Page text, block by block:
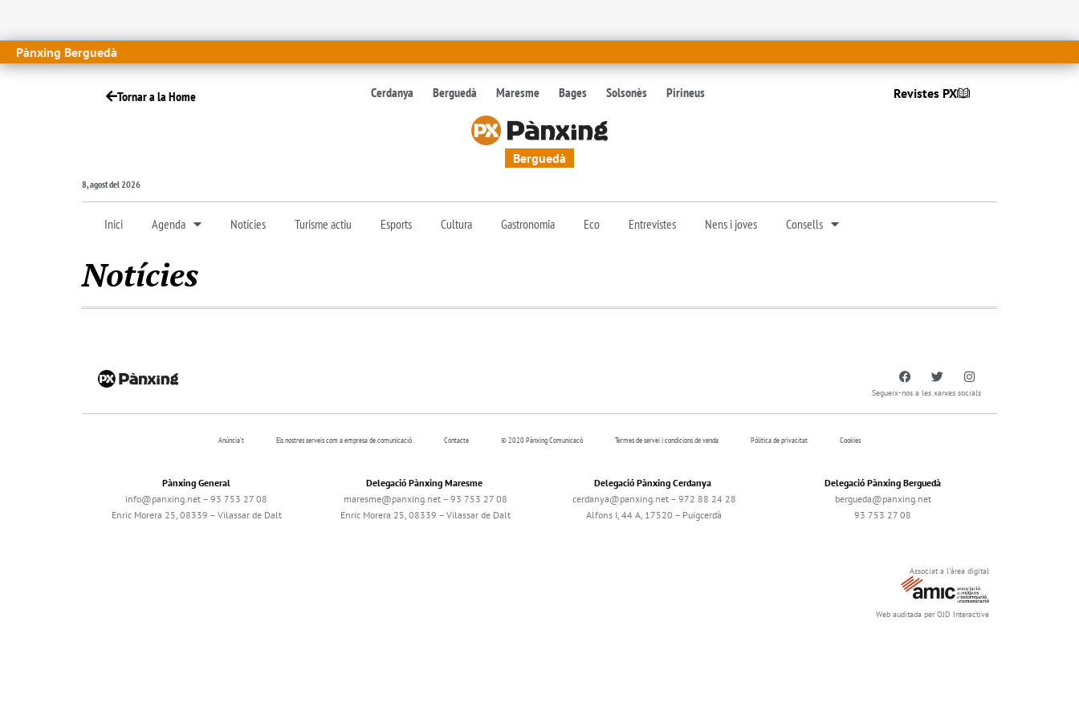
Pànxing Berguedà
Tornar a la Home Cerdanya Berguedà Maresme Bages Solsonès Pirineus Revistes PX
Berguedà
8, agost del 2026
Inici Agenda Notícies Turisme actiu Esports Cultura Gastronomia Eco Entrevistes Nens i joves Consells
Notícies
Segueix-nos a les xarxes socials
Anúncia’t Els nostres serveis com a empresa de comunicació Contacte © 2020 Pànxing Comunicacó Termes de servei i condicions de venda Pólitica de privacitat Cookies
Pànxing General
info@panxing.net – 93 753 27 08
Enric Morera 25, 08339 – Vilassar de Dalt
Delegació Pànxing Maresme
maresme@panxing.net – 93 753 27 08
Enric Morera 25, 08339 – Vilassar de Dalt
Delegació Pànxing Cerdanya
cerdanya@panxing.net – 972 88 24 28
Alfons I, 44 A, 17520 – Puigcerdà
Delegació Pànxing Berguedà
bergueda@panxing.net
93 753 27 08
Associat a l'àrea digital
Web auditada per OJD Interactive